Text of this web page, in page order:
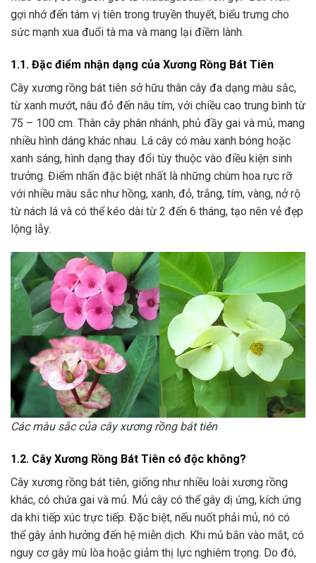
gợi nhớ đến tám vị tiên trong truyền thuyết, biểu trưng cho
sức mạnh xua đuổi tà ma và mang lại điềm lành.
1.1. Đặc điểm nhận dạng của Xương Rồng Bát Tiên
Cây xương rồng bát tiên sở hữu thân cây đa dạng màu sắc,
từ xanh mướt, nâu đỏ đến nâu tím, với chiều cao trung bình từ
75 – 100 cm. Thân cây phân nhánh, phủ đầy gai và mủ, mang
nhiều hình dáng khác nhau. Lá cây có màu xanh bóng hoặc
xanh sáng, hình dạng thay đổi tùy thuộc vào điều kiện sinh
trưởng. Điểm nhấn đặc biệt nhất là những chùm hoa rực rỡ
với nhiều màu sắc như hồng, xanh, đỏ, trắng, tím, vàng, nở rộ
từ nách lá và có thể kéo dài từ 2 đến 6 tháng, tạo nên vẻ đẹp
lộng lẫy.
Các màu sắc của cây xương rồng bát tiên
1.2. Cây Xương Rồng Bát Tiên có độc không?
Cây xương rồng bát tiên, giống như nhiều loài xương rồng
khác, có chứa gai và mủ. Mủ cây có thể gây dị ứng, kích ứng
da khi tiếp xúc trực tiếp. Đặc biệt, nếu nuốt phải mủ, nó có
thể gây ảnh hưởng đến hệ miễn dịch. Khi mủ bắn vào mắt, có
nguy cơ gây mù lòa hoặc giảm thị lực nghiêm trọng. Do đó,